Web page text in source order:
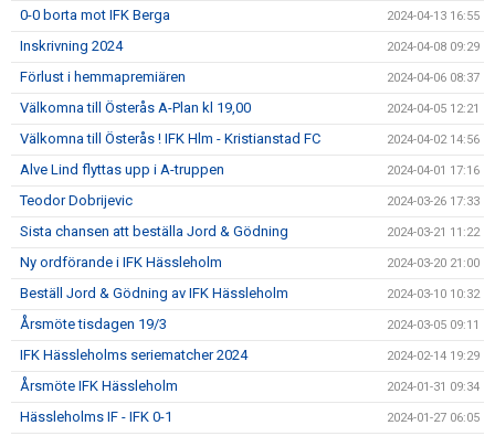
0-0 borta mot IFK Berga 2024-04-13 16:55
Inskrivning 2024 2024-04-08 09:29
Förlust i hemmapremiären 2024-04-06 08:37
Välkomna till Österås A-Plan kl 19,00 2024-04-05 12:21
Välkomna till Österås ! IFK Hlm - Kristianstad FC 2024-04-02 14:56
Alve Lind flyttas upp i A-truppen 2024-04-01 17:16
Teodor Dobrijevic 2024-03-26 17:33
Sista chansen att beställa Jord & Gödning 2024-03-21 11:22
Ny ordförande i IFK Hässleholm 2024-03-20 21:00
Beställ Jord & Gödning av IFK Hässleholm 2024-03-10 10:32
Årsmöte tisdagen 19/3 2024-03-05 09:11
IFK Hässleholms seriematcher 2024 2024-02-14 19:29
Årsmöte IFK Hässleholm 2024-01-31 09:34
Hässleholms IF - IFK 0-1 2024-01-27 06:05